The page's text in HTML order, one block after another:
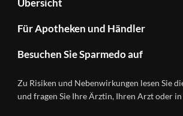
Sparmedo
FAQ
Kontakt
Datenschutz
Nutzungsbedingungen
Übersicht
Herstellerverzeichnis
Produkte
A-
Ratgeber
Wirkstoffe
Für Apotheken und Händler
&
Händlerlogin
Besuchen Sie Sparmedo auf
Instagram
Zu Risiken und Nebenwirkungen lesen Sie
und fragen Sie Ihre Ärztin, Ihren Arzt oder